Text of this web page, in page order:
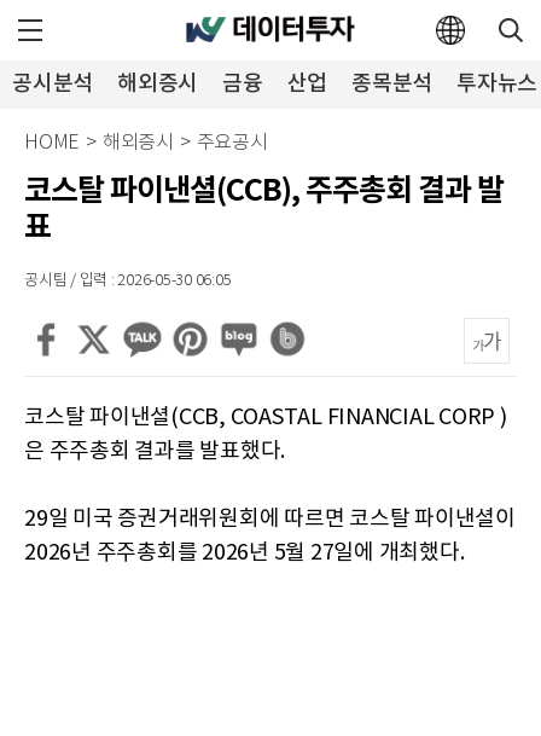
공시분석 해외증시 금융 산업 종목분석 투자뉴스
HOME > 해외증시 > 주요공시
코스탈 파이낸셜(CCB), 주주총회 결과 발
표
공시팀 / 입력 : 2026-05-30 06:05
코스탈 파이낸셜(CCB, COASTAL FINANCIAL CORP )
은 주주총회 결과를 발표했다.
29일 미국 증권거래위원회에 따르면 코스탈 파이낸셜이
2026년 주주총회를 2026년 5월 27일에 개최했다.